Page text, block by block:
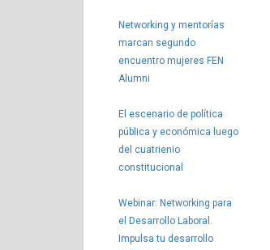
Networking y mentorías
marcan segundo
encuentro mujeres FEN
Alumni
El escenario de política
pública y económica luego
del cuatrienio
constitucional
Webinar: Networking para
el Desarrollo Laboral.
Impulsa tu desarrollo